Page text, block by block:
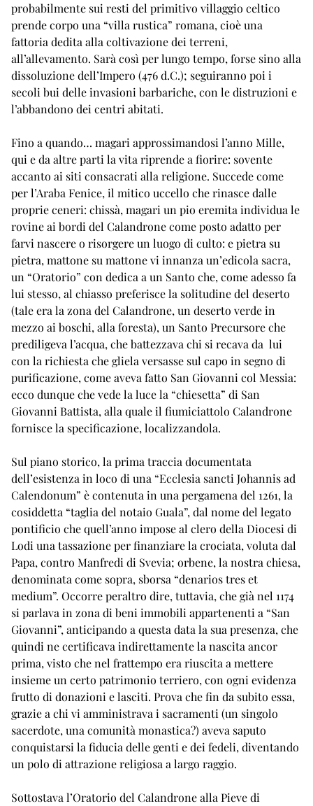
probabilmente sui resti del primitivo villaggio celtico
prende corpo una “villa rustica” romana, cioè una
fattoria dedita alla coltivazione dei terreni,
all’allevamento. Sarà così per lungo tempo, forse sino alla
dissoluzione dell’Impero (476 d.C.); seguiranno poi i
secoli bui delle invasioni barbariche, con le distruzioni e
l’abbandono dei centri abitati.
Fino a quando… magari approssimandosi l’anno Mille,
qui e da altre parti la vita riprende a fiorire: sovente
accanto ai siti consacrati alla religione. Succede come
per l’Araba Fenice, il mitico uccello che rinasce dalle
proprie ceneri: chissà, magari un pio eremita individua le
rovine ai bordi del Calandrone come posto adatto per
farvi nascere o risorgere un luogo di culto: e pietra su
pietra, mattone su mattone vi innanza un’edicola sacra,
un “Oratorio” con dedica a un Santo che, come adesso fa
lui stesso, al chiasso preferisce la solitudine del deserto
(tale era la zona del Calandrone, un deserto verde in
mezzo ai boschi, alla foresta), un Santo Precursore che
prediligeva l’acqua, che battezzava chi si recava da lui
con la richiesta che gliela versasse sul capo in segno di
purificazione, come aveva fatto San Giovanni col Messia:
ecco dunque che vede la luce la “chiesetta” di San
Giovanni Battista, alla quale il fiumiciattolo Calandrone
fornisce la specificazione, localizzandola.
Sul piano storico, la prima traccia documentata
dell’esistenza in loco di una “Ecclesia sancti Johannis ad
Calendonum” è contenuta in una pergamena del 1261, la
cosiddetta “taglia del notaio Guala”, dal nome del legato
pontificio che quell’anno impose al clero della Diocesi di
Lodi una tassazione per finanziare la crociata, voluta dal
Papa, contro Manfredi di Svevia; orbene, la nostra chiesa,
denominata come sopra, sborsa “denarios tres et
medium”. Occorre peraltro dire, tuttavia, che già nel 1174
si parlava in zona di beni immobili appartenenti a “San
Giovanni”, anticipando a questa data la sua presenza, che
quindi ne certificava indirettamente la nascita ancor
prima, visto che nel frattempo era riuscita a mettere
insieme un certo patrimonio terriero, con ogni evidenza
frutto di donazioni e lasciti. Prova che fin da subito essa,
grazie a chi vi amministrava i sacramenti (un singolo
sacerdote, una comunità monastica?) aveva saputo
conquistarsi la fiducia delle genti e dei fedeli, diventando
un polo di attrazione religiosa a largo raggio.
Sottostava l’Oratorio del Calandrone alla Pieve di